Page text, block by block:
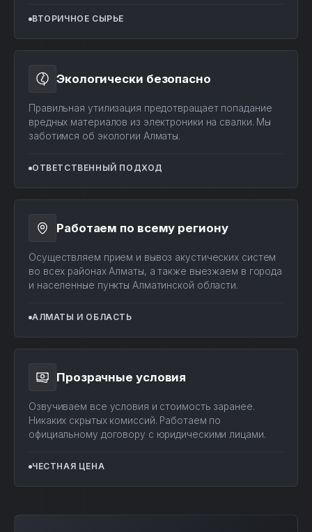
ВТОРИЧНОЕ СЫРЬЕ
Экологически безопасно
Правильная утилизация предотвращает попадание
вредных материалов из электроники на свалки. Мы
заботимся об экологии Алматы.
ОТВЕТСТВЕННЫЙ ПОДХОД
Работаем по всему региону
Осуществляем прием и вывоз акустических систем
во всех районах Алматы, а также выезжаем в города
и населенные пункты Алматинской области.
АЛМАТЫ И ОБЛАСТЬ
Прозрачные условия
Озвучиваем все условия и стоимость заранее.
Никаких скрытых комиссий. Работаем по
официальному договору с юридическими лицами.
ЧЕСТНАЯ ЦЕНА